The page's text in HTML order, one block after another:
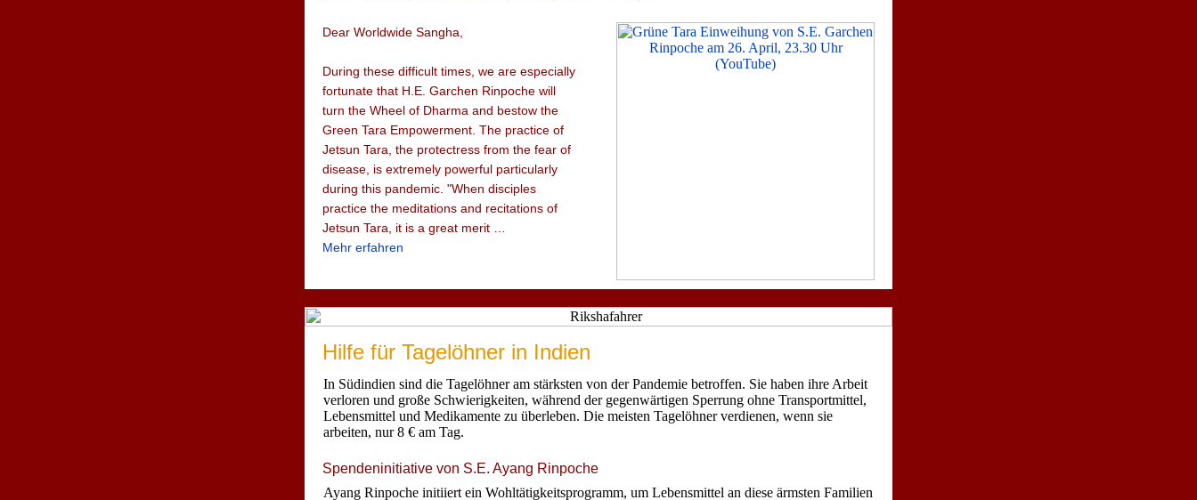
Dear Worldwide Sangha,
During these difficult times, we are especially
fortunate that H.E. Garchen Rinpoche will
turn the Wheel of Dharma and bestow the
Green Tara Empowerment. The practice of
Jetsun Tara, the protectress from the fear of
disease, is extremely powerful particularly
during this pandemic. "When disciples
practice the meditations and recitations of
Jetsun Tara, it is a great merit …
Mehr erfahren
Hilfe für Tagelöhner in Indien
In Südindien sind die Tagelöhner am stärksten von der Pandemie betroffen. Sie haben ihre Arbeit
verloren und große Schwierigkeiten, während der gegenwärtigen Sperrung ohne Transportmittel,
Lebensmittel und Medikamente zu überleben. Die meisten Tagelöhner verdienen, wenn sie
arbeiten, nur 8 € am Tag.
Spendeninitiative von S.E. Ayang Rinpoche
Ayang Rinpoche initiiert ein Wohltätigkeitsprogramm, um Lebensmittel an diese ärmsten Familien